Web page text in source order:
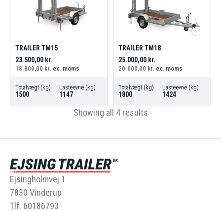
Showing all 4 results
TRAILER TM15
23.500,00 kr.
18.800,00 kr. ex. moms
Totalvægt (kg)
1500
Lasteevne (kg)
1147
TRAILER TM18
25.000,00 kr.
20.000,00 kr. ex. moms
Totalvægt (kg)
1800
Lasteevne (kg)
1424
Ejsingholmvej 1
7830 Vinderup
Tlf. 60186793